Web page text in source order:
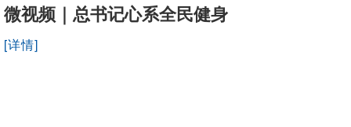
微视频｜总书记心系全民健身
[详情]